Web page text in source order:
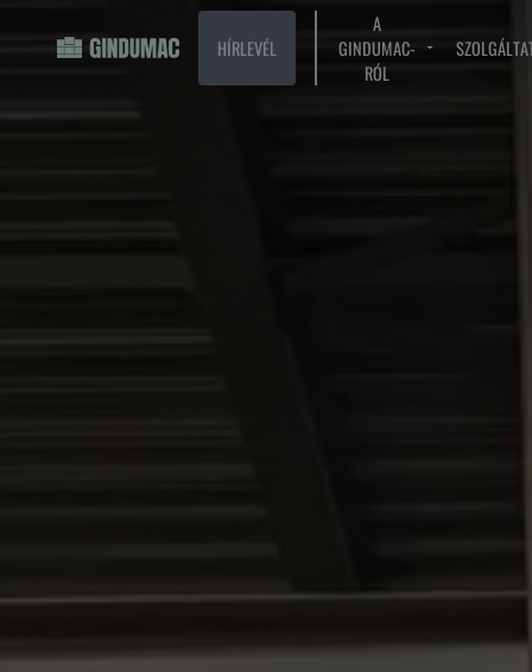
HÍRLEVÉL
A
GINDUMAC-
RÓL